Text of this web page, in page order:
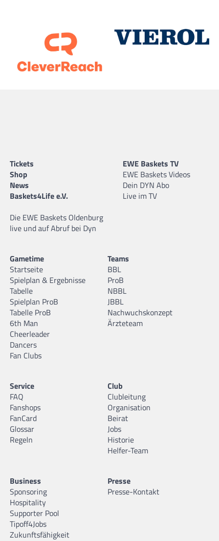
Tickets
Shop
News
Baskets4Life e.V.
Die EWE Baskets Oldenburg
live und auf Abruf bei Dyn
EWE Baskets TV
EWE Baskets Videos
Dein DYN Abo
Live im TV
Gametime
Startseite
Spielplan & Ergebnisse
Tabelle
Spielplan ProB
Tabelle ProB
6th Man
Cheerleader
Dancers
Fan Clubs
Teams
BBL
ProB
NBBL
JBBL
Nachwuchskonzept
Ärzteteam
Service
FAQ
Fanshops
FanCard
Glossar
Regeln
Club
Clubleitung
Organisation
Beirat
Jobs
Historie
Helfer-Team
Business
Sponsoring
Hospitality
Supporter Pool
Tipoff4Jobs
Zukunftsfähigkeit
Presse
Presse-Kontakt